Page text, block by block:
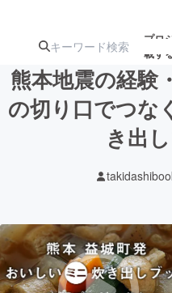
プロ
載す
注目のリ 注目の新
ジェクト
テクノロジー・ガ
熊本地震の経験
の切り口でつな
き出